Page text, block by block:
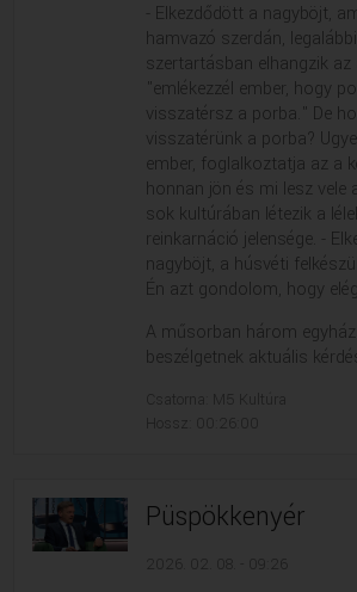
- Elkezdődött a nagyböjt,
hamvazó szerdán,
szertartásban elhangzik az
"emlékezzél ember, hogy
visszatérsz a porba." De
visszatérünk a porba?
ember, foglalkoztatja az a
honnan jön és mi lesz vele
sok kultúrában létezik a
reinkarnáció jelensége. -
nagyböjt, a húsvéti
Én azt gondolom, hogy elég...
A műsorban három
beszélgetnek aktuális
Csatorna: M5 Kultúra
Hossz: 00:26:00
Püspökkenyér